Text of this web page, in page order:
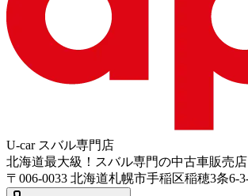
U-car スバル専門店
北海道最大級！スバル専門の中古車販売店
〒 006-0033 北海道札幌市手稲区稲穂3条6-